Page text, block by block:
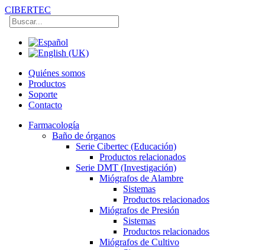
CIBERTEC
Quiénes somos
Productos
Soporte
Contacto
Farmacología
Baño de órganos
Serie Cibertec (Educación)
Productos relacionados
Serie DMT (Investigación)
Miógrafos de Alambre
Sistemas
Productos relacionados
Miógrafos de Presión
Sistemas
Productos relacionados
Miógrafos de Cultivo